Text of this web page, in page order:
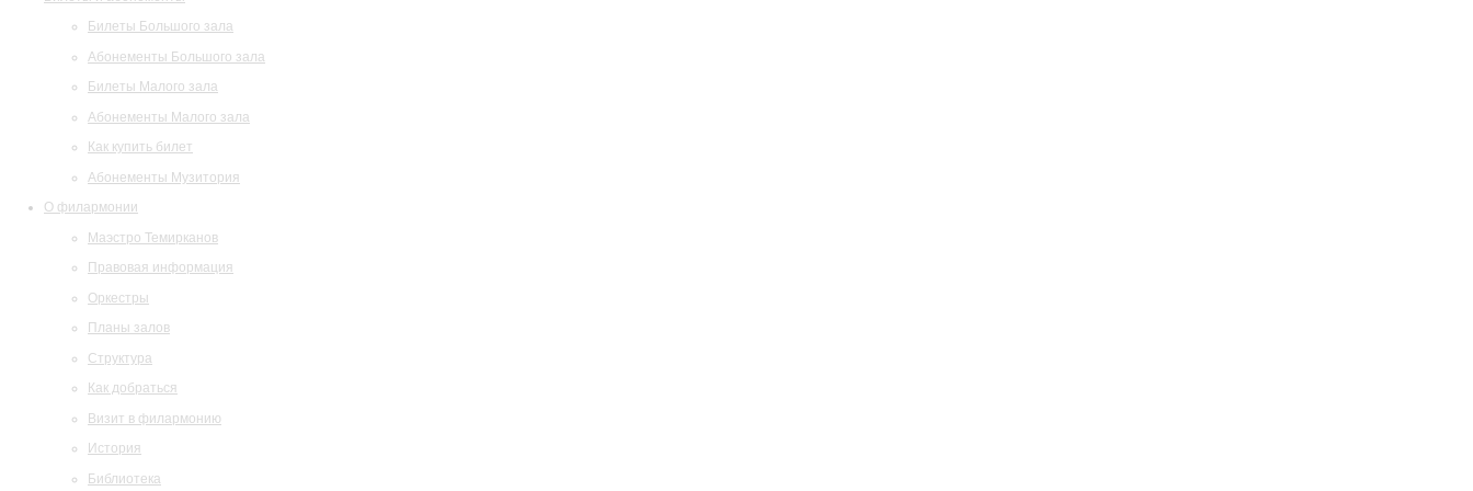
Билеты Большого зала
Абонементы Большого зала
Билеты Малого зала
Абонементы Малого зала
Как купить билет
Абонементы Музитория
О филармонии
Маэстро Темирканов
Правовая информация
Оркестры
Планы залов
Структура
Как добраться
Визит в филармонию
История
Библиотека